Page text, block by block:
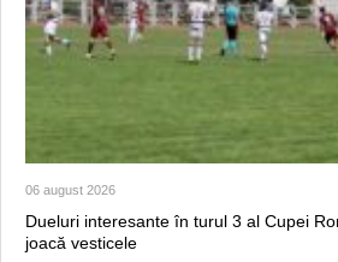
06 august 2026
Dueluri interesante în turul 3 al Cupei
joacă vesticele